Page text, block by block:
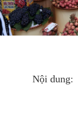
Nội dung: